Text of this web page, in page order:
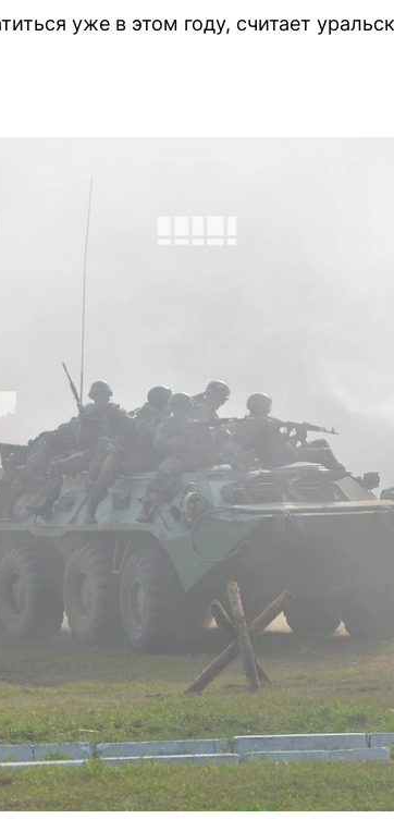
уже в этом году, считает